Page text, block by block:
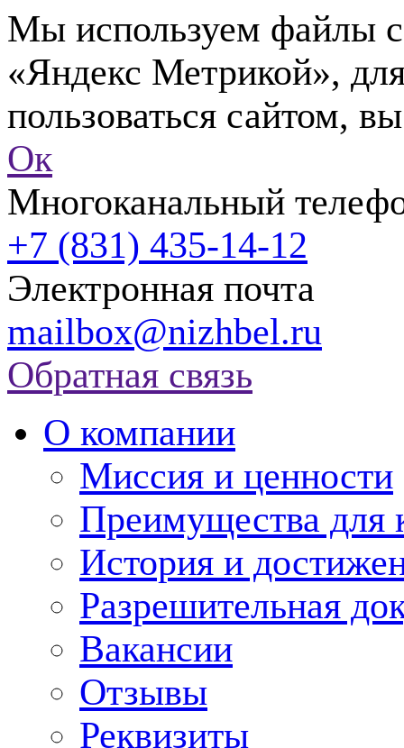
Мы используем файлы
«Яндекс Метрикой»,
пользоваться сайтом,
Ок
Многоканальный
+7 (831) 435-14-12
Электронная почта
mailbox@nizhbel.ru
Обратная связь
О компании
Миссия и ценности
Преимущества для
История и
Разрешительная
Вакансии
Отзывы
Реквизиты